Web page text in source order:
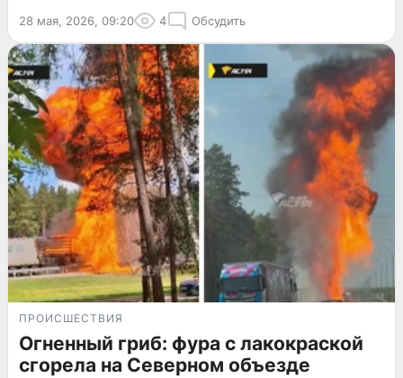
28 мая, 2026, 09:20 4 Обсудить
ПРОИСШЕСТВИЯ
Огненный гриб: фура с лакокраской
сгорела на Северном объезде